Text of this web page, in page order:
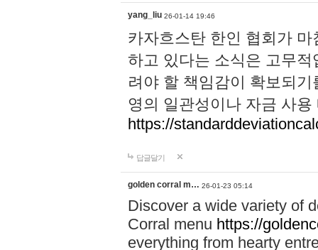
yang_liu 26-01-14 19:46
카자흐스탄 한인 협회가
하고 있다는 소식은 고무
려야 할 책임감이 확보되
영의 일관성이나 자금 사
https://
답글달기
golden corral m… 26-01-23 05:14
Discover a wide variety of
Corral menu https://
everything from hearty